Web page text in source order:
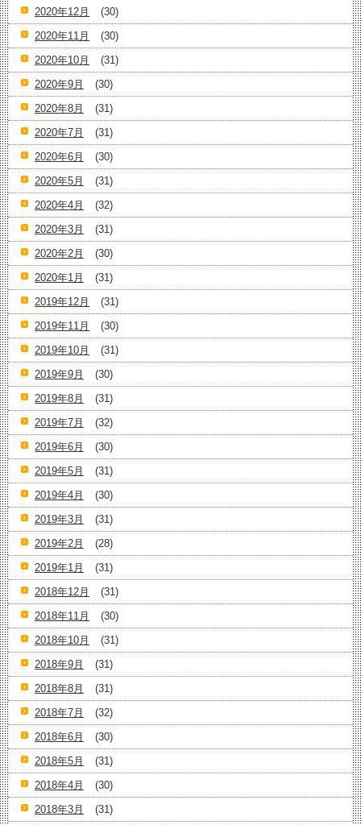
2020年12月
(30)
2020年11月
(30)
2020年10月
(31)
2020年9月
(30)
2020年8月
(31)
2020年7月
(31)
2020年6月
(30)
2020年5月
(31)
2020年4月
(32)
2020年3月
(31)
2020年2月
(30)
2020年1月
(31)
2019年12月
(31)
2019年11月
(30)
2019年10月
(31)
2019年9月
(30)
2019年8月
(31)
2019年7月
(32)
2019年6月
(30)
2019年5月
(31)
2019年4月
(30)
2019年3月
(31)
2019年2月
(28)
2019年1月
(31)
2018年12月
(31)
2018年11月
(30)
2018年10月
(31)
2018年9月
(31)
2018年8月
(31)
2018年7月
(32)
2018年6月
(30)
2018年5月
(31)
2018年4月
(30)
2018年3月
(31)